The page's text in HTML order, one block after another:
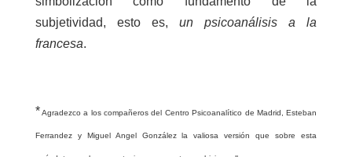
subjetividad, esto es, un psicoanálisis a la
francesa.
* Agradezco a los compañeros del Centro Psicoanalítico de Madrid, Esteban
Ferrandez y Miguel Angel González la valiosa versión que sobre esta